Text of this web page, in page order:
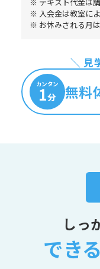
※ 入会金は教室によ
※ お休みされる月
＼ 見
カンタン
1分 無料
しっ
でき